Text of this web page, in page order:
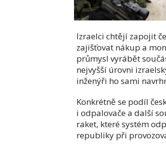
Izraelci chtějí zapojit
zajišťovat nákup a
průmysl vyrábět
nejvyšší úrovni
inženýři ho sami
Konkrétně se podíl
i odpalovače a další
raket, které systém
republiky při